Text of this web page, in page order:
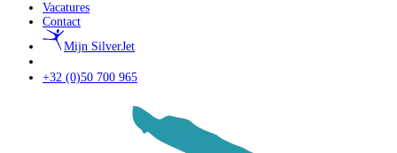
Vacatures
Contact
Mijn SilverJet
+32 (0)50 700 965